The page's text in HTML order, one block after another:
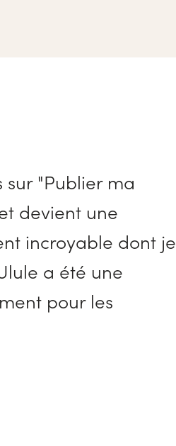
"Publier ma
devient une
incroyable dont je
a été une
pour les